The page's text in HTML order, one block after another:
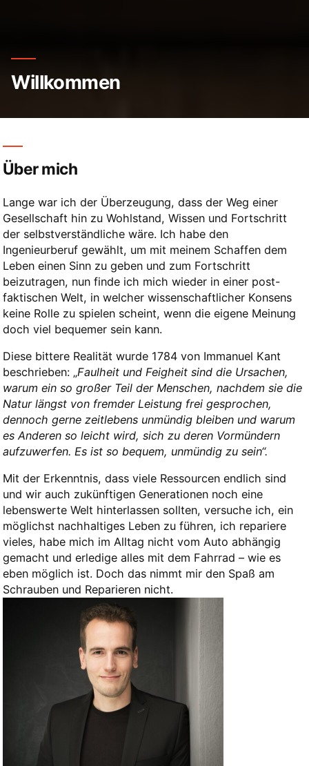
Willkommen
Über mich
Lange war ich der Überzeugung, dass der Weg einer
Gesellschaft hin zu Wohlstand, Wissen und Fortschritt
der selbstverständliche wäre. Ich habe den
Ingenieurberuf gewählt, um mit meinem Schaffen dem
Leben einen Sinn zu geben und zum Fortschritt
beizutragen, nun finde ich mich wieder in einer post-
faktischen Welt, in welcher wissenschaftlicher Konsens
keine Rolle zu spielen scheint, wenn die eigene Meinung
doch viel bequemer sein kann.
Diese bittere Realität wurde 1784 von Immanuel Kant
beschrieben: „Faulheit und Feigheit sind die Ursachen,
warum ein so großer Teil der Menschen, nachdem sie die
Natur längst von fremder Leistung frei gesprochen,
dennoch gerne zeitlebens unmündig bleiben und warum
es Anderen so leicht wird, sich zu deren Vormündern
aufzuwerfen. Es ist so bequem, unmündig zu sein“.
Mit der Erkenntnis, dass viele Ressourcen endlich sind
und wir auch zukünftigen Generationen noch eine
lebenswerte Welt hinterlassen sollten, versuche ich, ein
möglichst nachhaltiges Leben zu führen, ich repariere
vieles, habe mich im Alltag nicht vom Auto abhängig
gemacht und erledige alles mit dem Fahrrad – wie es
eben möglich ist. Doch das nimmt mir den Spaß am
Schrauben und Reparieren nicht.